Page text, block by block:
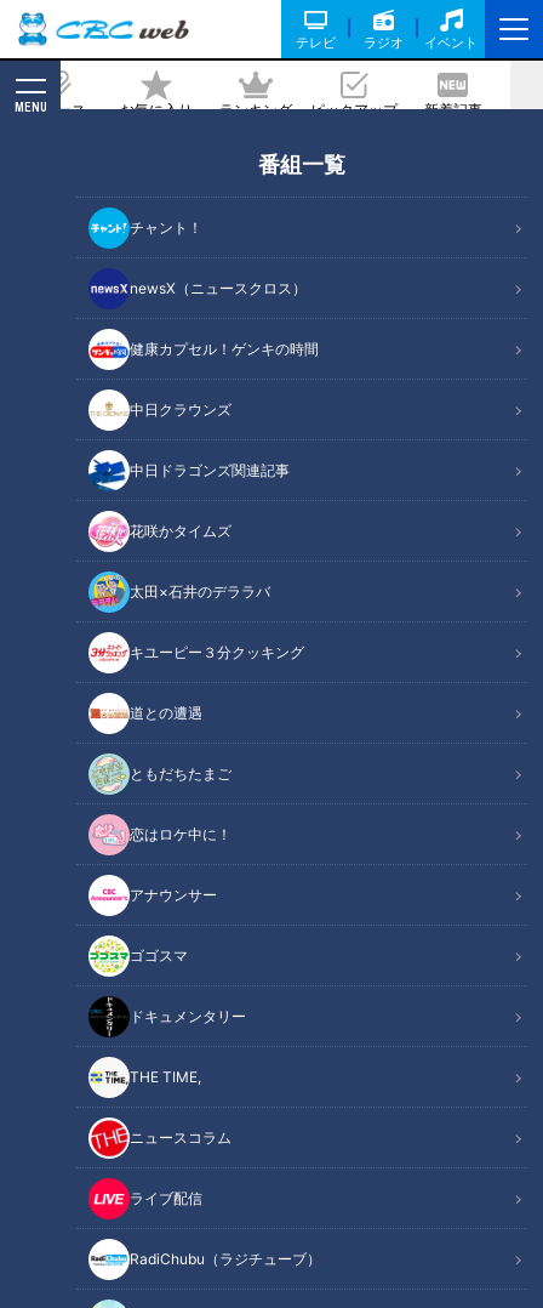
テレビ ラジオ イベント
ニュース お気に入り ランキング ピックアップ 新着記事
MENU
番組一覧
チャント！
newsX（ニュースクロス）
健康カプセル！ゲンキの時間
中日クラウンズ
中日ドラゴンズ関連記事
花咲かタイムズ
太田×石井のデララバ
キユーピー３分クッキング
道との遭遇
ともだちたまご
恋はロケ中に！
アナウンサー
ゴゴスマ
ドキュメンタリー
THE TIME,
ニュースコラム
ライブ配信
RadiChubu（ラジチューブ）
３分クッキング】
2025/06/16 18:00
CBCテレビ：画像『キユーピー3分クッキング』
キユーピー３分クッキング
レシピ紹介
のどごしよくさらっと食べられる、麦めしととろろの組み合わ
せ。すりおろした山芋はみそ汁の上澄みでのばしましょう。
（講師：髙井英克先生／キユーピー３分クッキング ）
関連リンク
材料（2人分）
作り方
オススメ関連コンテンツ
材料（2人分）